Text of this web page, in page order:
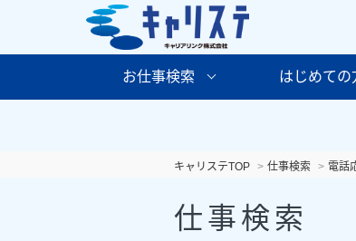
お仕事検索 はじめての
キャリステTOP 仕事検索 電話
仕事検索